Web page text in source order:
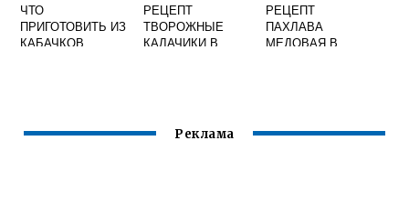
ЧТО
ПРИГОТОВИТЬ ИЗ
КАБАЧКОВ
РЕЦЕПТ
ТВОРОЖНЫЕ
КАЛАЧИКИ В
РЕЦЕПТ
ПАХЛАВА
МЕДОВАЯ В
Реклама